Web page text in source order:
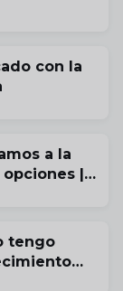
con la
a la
|
tengo
|